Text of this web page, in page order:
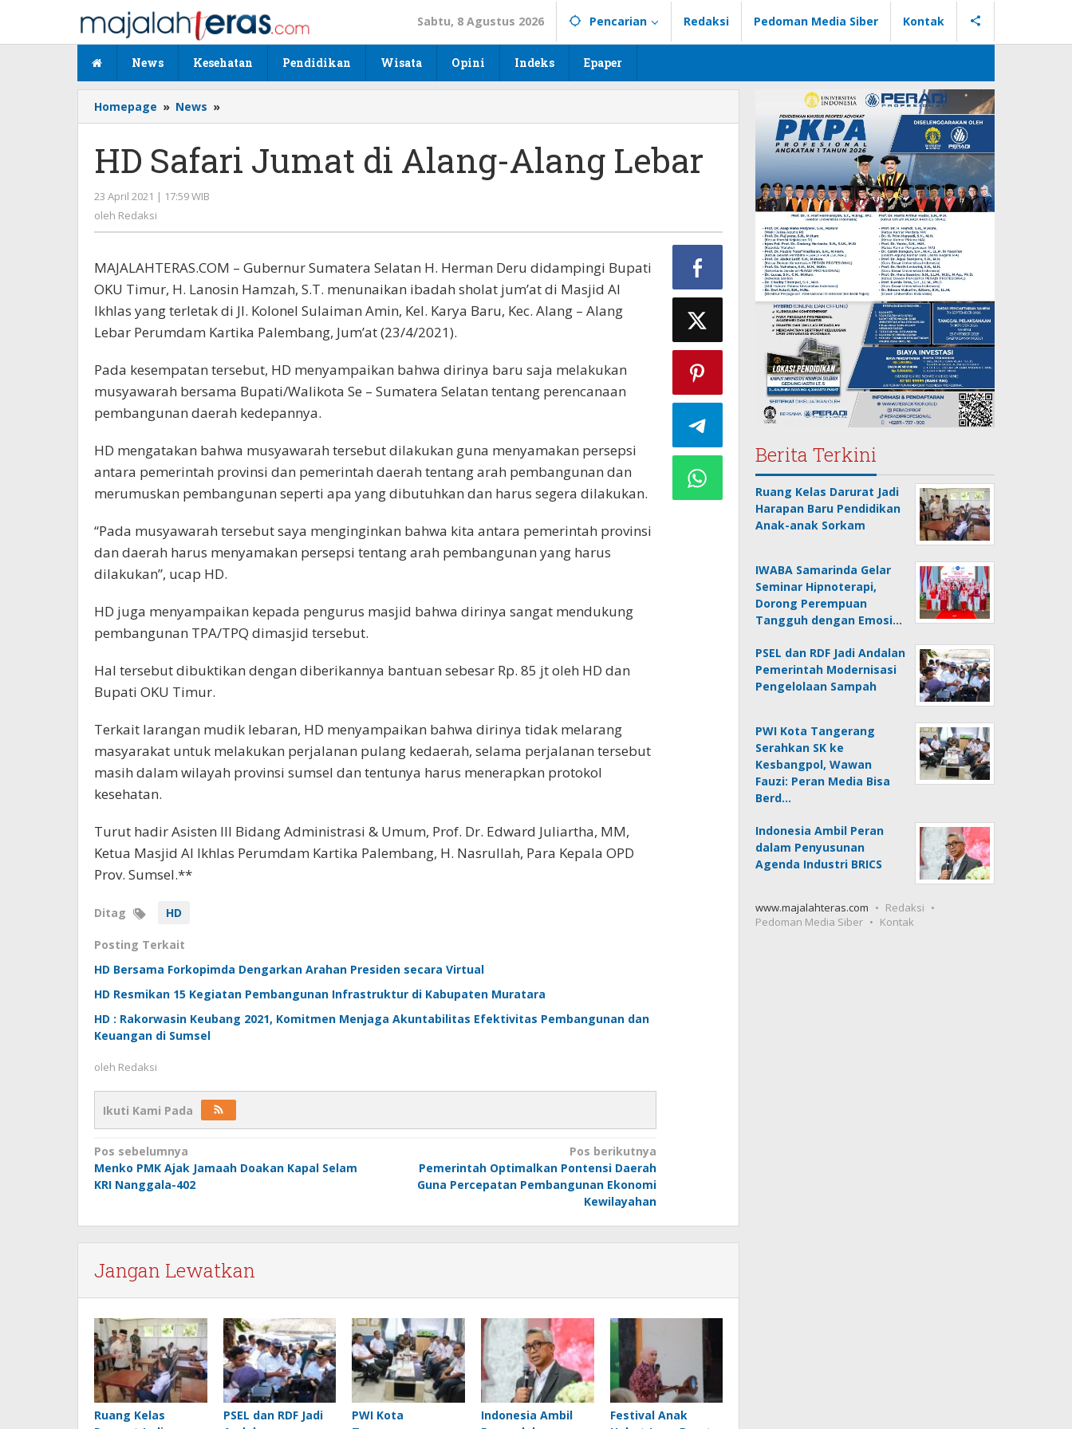
konten
Sabtu, 8 Agustus 2026 Pencarian Redaksi Pedoman Media Siber Kontak
News Kesehatan Pendidikan Wisata Opini Indeks Epaper
Homepage » News »
Safari
di
Alang-
HD Safari Jumat di Alang-Alang Lebar
23 April 2021 | 17:59 WIB
oleh Redaksi
MAJALAHTERAS.COM – Gubernur Sumatera Selatan H. Herman Deru didampingi Bupati
OKU Timur, H. Lanosin Hamzah, S.T. menunaikan ibadah sholat jum’at di Masjid Al
Ikhlas yang terletak di Jl. Kolonel Sulaiman Amin, Kel. Karya Baru, Kec. Alang – Alang
Lebar Perumdam Kartika Palembang, Jum’at (23/4/2021).
Pada kesempatan tersebut, HD menyampaikan bahwa dirinya baru saja melakukan
musyawarah bersama Bupati/Walikota Se – Sumatera Selatan tentang perencanaan
pembangunan daerah kedepannya.
HD mengatakan bahwa musyawarah tersebut dilakukan guna menyamakan persepsi
antara pemerintah provinsi dan pemerintah daerah tentang arah pembangunan dan
merumuskan pembangunan seperti apa yang dibutuhkan dan harus segera dilakukan.
“Pada musyawarah tersebut saya menginginkan bahwa kita antara pemerintah provinsi
dan daerah harus menyamakan persepsi tentang arah pembangunan yang harus
dilakukan”, ucap HD.
HD juga menyampaikan kepada pengurus masjid bahwa dirinya sangat mendukung
pembangunan TPA/TPQ dimasjid tersebut.
Hal tersebut dibuktikan dengan diberikannya bantuan sebesar Rp. 85 jt oleh HD dan
Bupati OKU Timur.
Terkait larangan mudik lebaran, HD menyampaikan bahwa dirinya tidak melarang
masyarakat untuk melakukan perjalanan pulang kedaerah, selama perjalanan tersebut
masih dalam wilayah provinsi sumsel dan tentunya harus menerapkan protokol
kesehatan.
Turut hadir Asisten III Bidang Administrasi & Umum, Prof. Dr. Edward Juliartha, MM,
Ketua Masjid Al Ikhlas Perumdam Kartika Palembang, H. Nasrullah, Para Kepala OPD
Prov. Sumsel.**
Ditag HD
Posting Terkait
HD Bersama Forkopimda Dengarkan Arahan Presiden secara Virtual
HD Resmikan 15 Kegiatan Pembangunan Infrastruktur di Kabupaten Muratara
HD : Rakorwasin Keubang 2021, Komitmen Menjaga Akuntabilitas Efektivitas Pembangunan dan
Keuangan di Sumsel
oleh Redaksi
Ikuti Kami Pada
Navigasi
pos
Pos sebelumnya
Menko PMK Ajak Jamaah Doakan Kapal Selam
KRI Nanggala-402
Pos berikutnya
Pemerintah Optimalkan Pontensi Daerah
Guna Percepatan Pembangunan Ekonomi
Kewilayahan
Jangan Lewatkan
Ruang Kelas
PSEL dan RDF Jadi
PWI Kota
Indonesia Ambil
Festival Anak
Berita Terkini
Ruang Kelas Darurat Jadi
Harapan Baru Pendidikan
Anak-anak Sorkam
IWABA Samarinda Gelar
Seminar Hipnoterapi,
Dorong Perempuan
Tangguh dengan Emosi…
PSEL dan RDF Jadi Andalan
Pemerintah Modernisasi
Pengelolaan Sampah
PWI Kota Tangerang
Serahkan SK ke
Kesbangpol, Wawan
Fauzi: Peran Media Bisa
Berd…
Indonesia Ambil Peran
dalam Penyusunan
Agenda Industri BRICS
www.majalahteras.com
Redaksi
Pedoman Media Siber
Kontak